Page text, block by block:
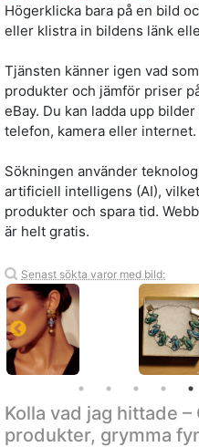
Högerklicka bara på en bild
eller klistra in bildens länk
Tjänsten känner igen vad
produkter och jämför priser
eBay. Du kan ladda upp
telefon, kamera eller internet.
Sökningen använder
artificiell intelligens (AI),
produkter och spara tid.
är helt gratis.
Senast sökta varor med bild:
Kolla vad jag hittade –
produkter, grymma